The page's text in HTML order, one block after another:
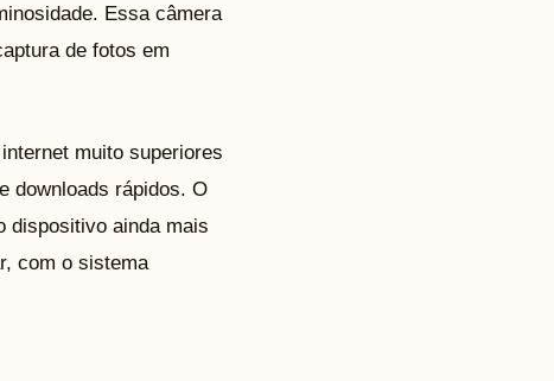
Essa câmera
de fotos em
muito superiores
downloads rápidos. O
dispositivo ainda mais
com o sistema